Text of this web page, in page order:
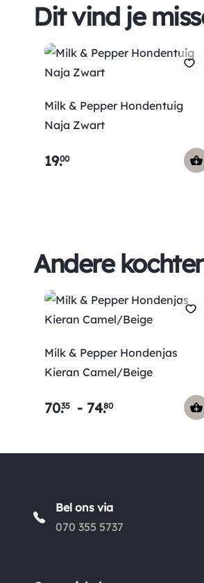
Dit vind je
Milk & Pepper Hondentuig
Naja Zwart
19.00
Andere
Milk & Pepper Hondenjas
Kieran Camel/Beige
70.35 - 74.80
Bel ons via
070 355 5737